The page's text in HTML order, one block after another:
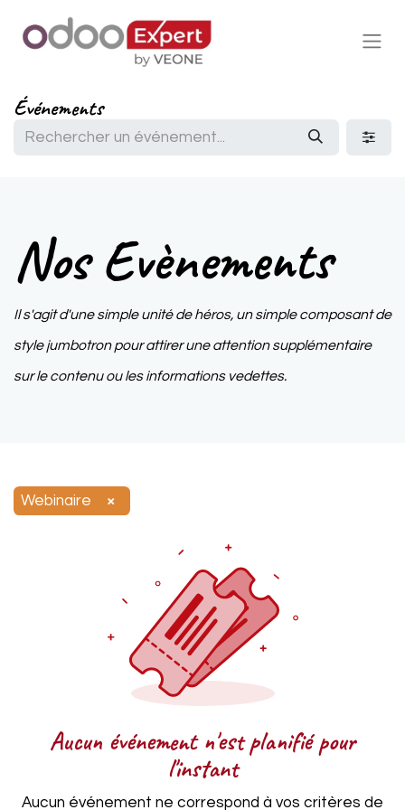
Événements
Nos Evènements
Il s'agit d'une simple unité de héros, un simple composant de
style jumbotron pour attirer une attention supplémentaire
sur le contenu ou les informations vedettes.
Webinaire ×
Aucun événement n'est planifié pour
l'instant
Aucun événement ne correspond à vos critères de